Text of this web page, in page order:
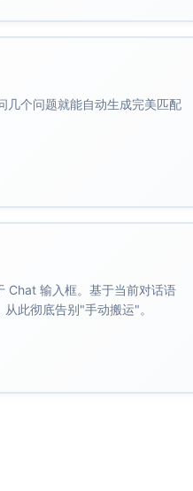
几个问题就能自动生成完美匹配
Chat 输入框。基于当前对话语
此彻底告别"手动搬运"。